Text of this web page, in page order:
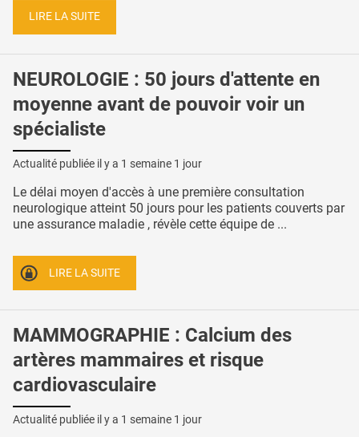
LIRE LA SUITE
NEUROLOGIE : 50 jours d'attente en
moyenne avant de pouvoir voir un
spécialiste
Actualité publiée il y a 1 semaine 1 jour
Le délai moyen d'accès à une première consultation
neurologique atteint 50 jours pour les patients couverts par
une assurance maladie , révèle cette équipe de ...
LIRE LA SUITE
MAMMOGRAPHIE : Calcium des
artères mammaires et risque
cardiovasculaire
Actualité publiée il y a 1 semaine 1 jour